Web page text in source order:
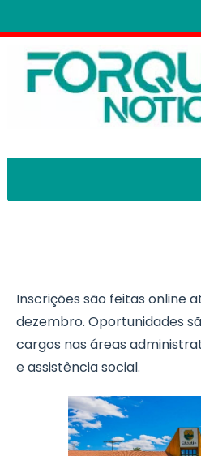
Inscrições são feitas online
dezembro. Oportunidades
cargos nas áreas
e assistência social.